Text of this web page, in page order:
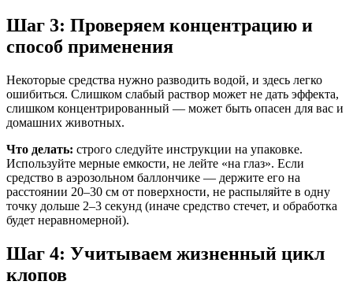
Шаг 3: Проверяем концентрацию и
способ применения
Некоторые средства нужно разводить водой, и здесь легко
ошибиться. Слишком слабый раствор может не дать эффекта,
слишком концентрированный — может быть опасен для вас и
домашних животных.
Что делать: строго следуйте инструкции на упаковке.
Используйте мерные емкости, не лейте «на глаз». Если
средство в аэрозольном баллончике — держите его на
расстоянии 20–30 см от поверхности, не распыляйте в одну
точку дольше 2–3 секунд (иначе средство стечет, и обработка
будет неравномерной).
Шаг 4: Учитываем жизненный цикл
клопов